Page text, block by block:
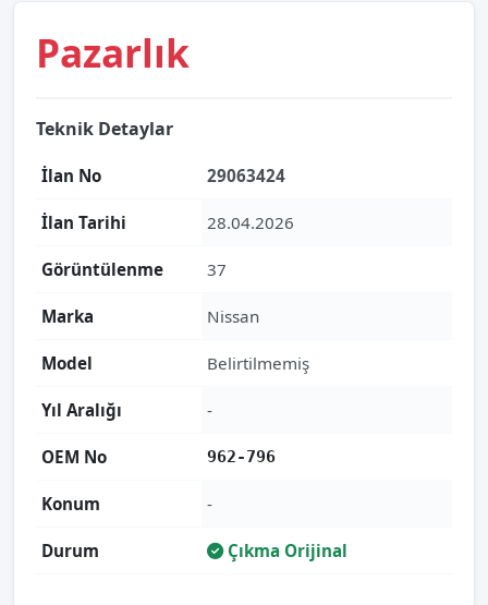
Pazarlık
Teknik Detaylar
İlan No 29063424
İlan Tarihi 28.04.2026
Görüntülenme 37
Marka Nissan
Model Belirtilmemiş
Yıl Aralığı -
OEM No 962-796
Konum -
Durum Çıkma Orijinal